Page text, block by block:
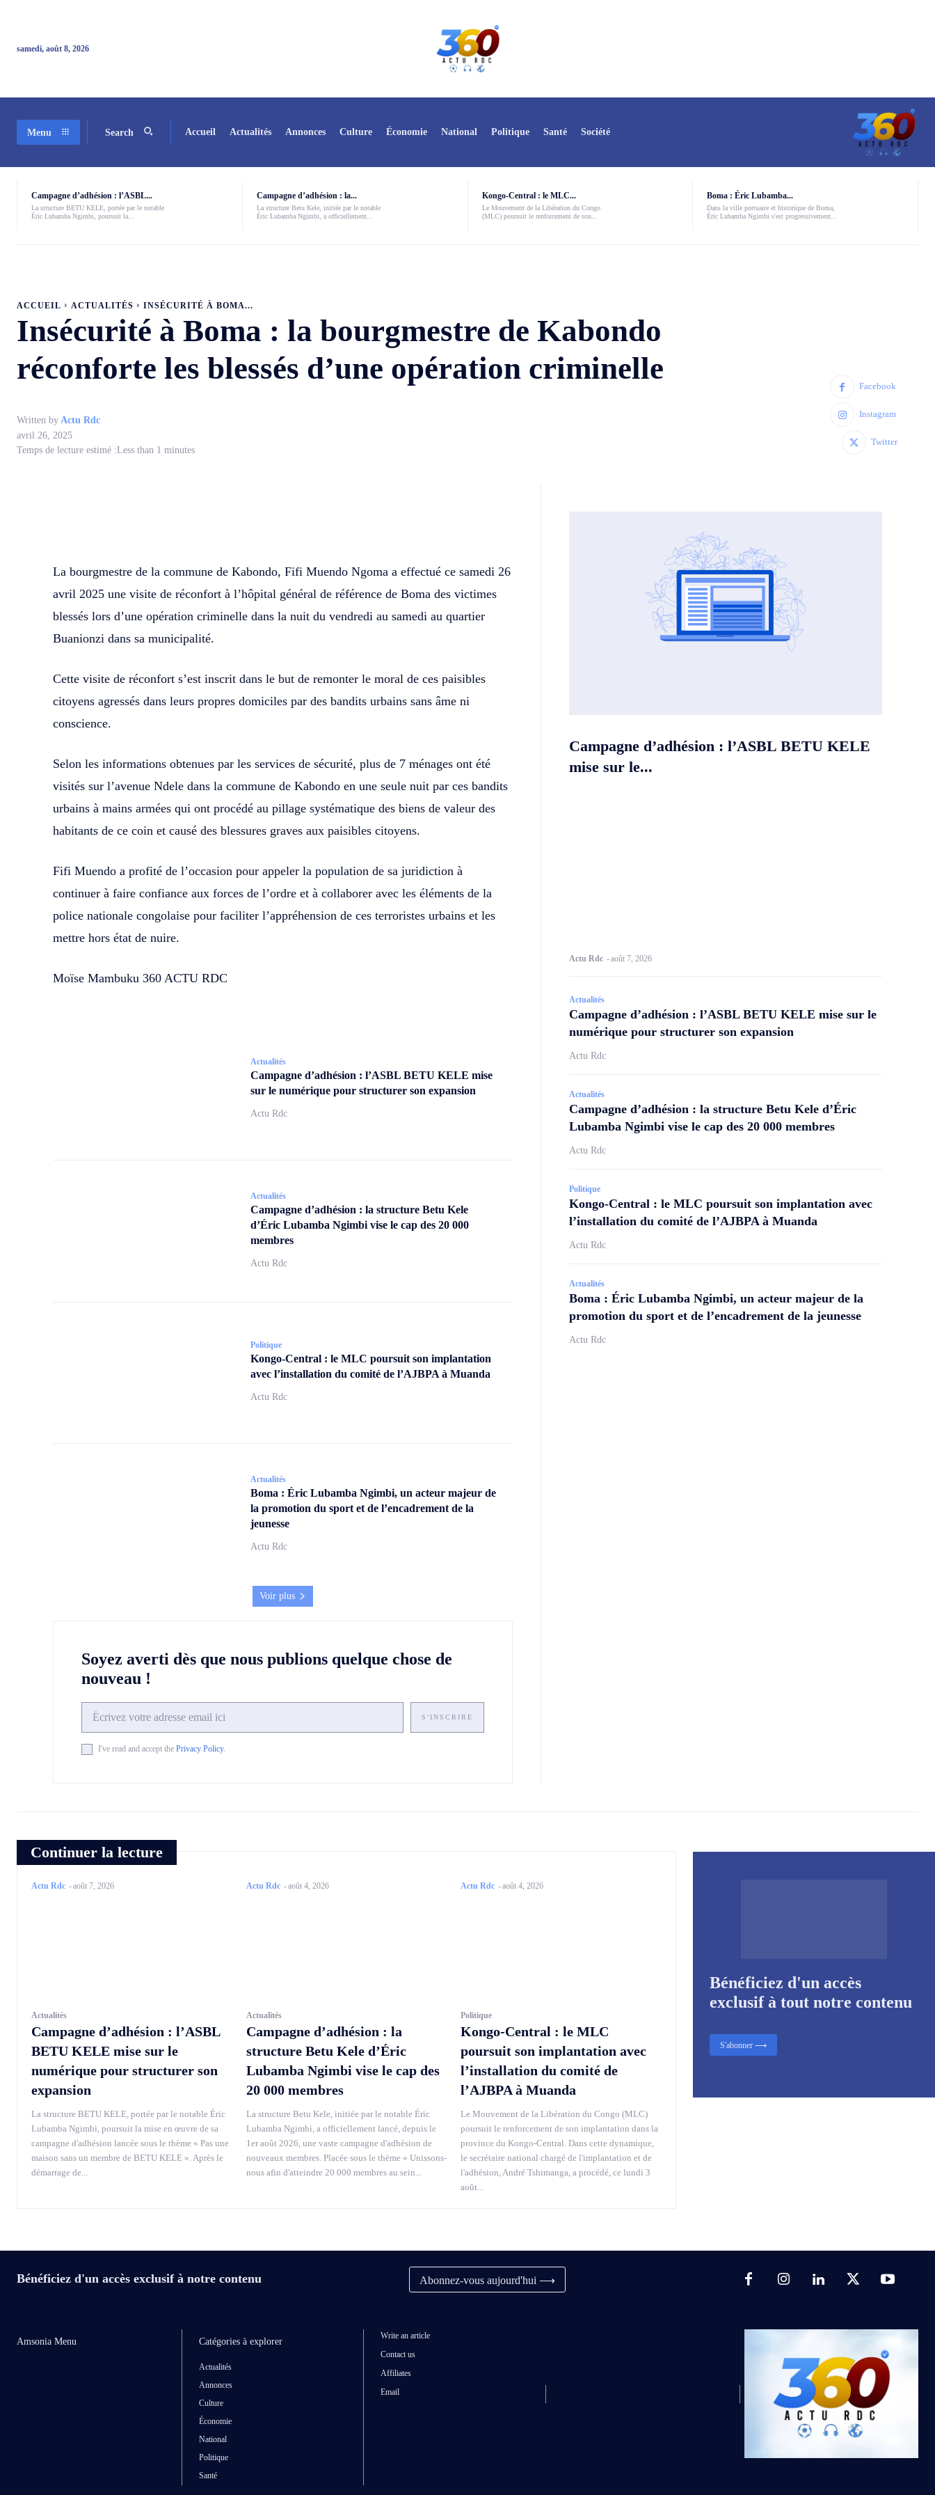
samedi, août 8, 2026
Menu Search Accueil Actualités Annonces Culture Économie National Politique Santé Société
Campagne d’adhésion : l’ASBL...
La structure BETU KELE, portée par le notable
Éric Lubamba Ngimbi, poursuit la...
Campagne d’adhésion : la...
La structure Betu Kele, initiée par le notable
Éric Lubamba Ngimbi, a officiellement...
Kongo-Central : le MLC...
Le Mouvement de la Libération du Congo
(MLC) poursuit le renforcement de son...
Boma : Éric Lubamba...
Dans la ville portuaire et historique de Boma,
Éric Lubamba Ngimbi s'est progressivement...
ACCUEIL ACTUALITÉS INSÉCURITÉ À BOMA...
Insécurité à Boma : la bourgmestre de Kabondo
réconforte les blessés d’une opération criminelle
Written by Actu Rdc
avril 26, 2025
Temps de lecture estimé :Less than 1 minutes
Facebook
Instagram
Twitter
La bourgmestre de la commune de Kabondo, Fifi Muendo Ngoma a effectué ce samedi 26
avril 2025 une visite de réconfort à l’hôpital général de référence de Boma des victimes
blessés lors d’une opération criminelle dans la nuit du vendredi au samedi au quartier
Buanionzi dans sa municipalité.
Cette visite de réconfort s’est inscrit dans le but de remonter le moral de ces paisibles
citoyens agressés dans leurs propres domiciles par des bandits urbains sans âme ni
conscience.
Selon les informations obtenues par les services de sécurité, plus de 7 ménages ont été
visités sur l’avenue Ndele dans la commune de Kabondo en une seule nuit par ces bandits
urbains à mains armées qui ont procédé au pillage systématique des biens de valeur des
habitants de ce coin et causé des blessures graves aux paisibles citoyens.
Fifi Muendo a profité de l’occasion pour appeler la population de sa juridiction à
continuer à faire confiance aux forces de l’ordre et à collaborer avec les éléments de la
police nationale congolaise pour faciliter l’appréhension de ces terroristes urbains et les
mettre hors état de nuire.
Moïse Mambuku 360 ACTU RDC
Actualités
Campagne d’adhésion : l’ASBL BETU KELE mise
sur le numérique pour structurer son expansion
Actu Rdc
Actualités
Campagne d’adhésion : la structure Betu Kele
d’Éric Lubamba Ngimbi vise le cap des 20 000
membres
Actu Rdc
Politique
Kongo-Central : le MLC poursuit son implantation
avec l’installation du comité de l’AJBPA à Muanda
Actu Rdc
Actualités
Boma : Éric Lubamba Ngimbi, un acteur majeur de
la promotion du sport et de l’encadrement de la
jeunesse
Actu Rdc
Voir plus
Soyez averti dès que nous publions quelque chose de
nouveau !
S'INSCRIRE
I've read and accept the Privacy Policy.
Campagne d’adhésion : l’ASBL BETU KELE
mise sur le...
Actu Rdc -août 7, 2026
Actualités
Campagne d’adhésion : l’ASBL BETU KELE mise sur le
numérique pour structurer son expansion
Actu Rdc
Actualités
Campagne d’adhésion : la structure Betu Kele d’Éric
Lubamba Ngimbi vise le cap des 20 000 membres
Actu Rdc
Politique
Kongo-Central : le MLC poursuit son implantation avec
l’installation du comité de l’AJBPA à Muanda
Actu Rdc
Actualités
Boma : Éric Lubamba Ngimbi, un acteur majeur de la
promotion du sport et de l’encadrement de la jeunesse
Actu Rdc
Continuer la lecture
Actu Rdc -août 7, 2026
Actualités
Campagne d’adhésion : l’ASBL
BETU KELE mise sur le
numérique pour structurer son
expansion
La structure BETU KELE, portée par le notable Éric
Lubamba Ngimbi, poursuit la mise en œuvre de sa
campagne d'adhésion lancée sous le thème « Pas une
maison sans un membre de BETU KELE ». Après le
démarrage de...
Actu Rdc -août 4, 2026
Actualités
Campagne d’adhésion : la
structure Betu Kele d’Éric
Lubamba Ngimbi vise le cap des
20 000 membres
La structure Betu Kele, initiée par le notable Éric
Lubamba Ngimbi, a officiellement lancé, depuis le
1er août 2026, une vaste campagne d'adhésion de
nouveaux membres. Placée sous le thème « Unissons-
nous afin d'atteindre 20 000 membres au sein...
Actu Rdc -août 4, 2026
Politique
Kongo-Central : le MLC
poursuit son implantation avec
l’installation du comité de
l’AJBPA à Muanda
Le Mouvement de la Libération du Congo (MLC)
poursuit le renforcement de son implantation dans la
province du Kongo-Central. Dans cette dynamique,
le secrétaire national chargé de l'implantation et de
l'adhésion, André Tshimanga, a procédé, ce lundi 3
août...
Bénéficiez d'un accès
exclusif à tout notre contenu
S'abonner ⟶
Bénéficiez d'un accès exclusif à notre contenu Abonnez-vous aujourd'hui ⟶
Amsonia Menu Catégories à explorer
Actualités
Annonces
Culture
Économie
National
Politique
Santé
Write an article
Contact us
Affiliates
Email